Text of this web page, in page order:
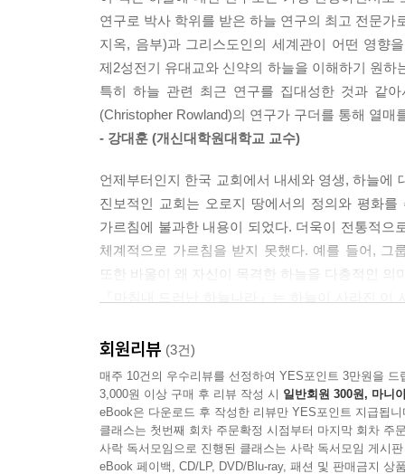
노니, 너희가 하늘이 열리고 하나님의 천사들이
기 28:17을 언급한 것이지만 동시에 중요한 곡절
수, 곧 인자를 통하여 하늘에 직접 닿을 수 있는 길
--- pp.70-71
히브리성경 안에는 주로 두 유형의 천사들이 나타
보좌를 받치는 그룹들과 같이 때때로 특정한 역
‘하나님의 전령들’(messengers, 흔히 사자 혹은
고 부르는 것이 적절할 수 있습니다. 영어 단어 ‘
됩니다)에서 유래했습니다. 앙겔로스는 (그것과)
습니다. 이것을 보여주는 가장 좋은 사례가 열왕
얻게 되는데요. 이후의 전통은 이 부분을 마귀
본문들, 이를테면 “사탄(Satan)이 일어나 이스라
사탄이 이름처럼 나오는데요. 하지만 욥기에서는
킵니다. 또한 히브리어 단어 사탄은 문자적으로 ‘
--- pp.110-111
연구로 박사 학위를 받은 하늘 연구의 최고 전문
지옥, 음부)과 그리스도인의 세계관이 어떤 영향
제2성전기 유대교와 신약의 하늘을 이해하기 원
특히 하늘 관련 최근 연구를 집대성한 것과 같
(Christopher Rowland)의 연구가 구더를 통해 열매
- 강대훈 (개신대학원대학교 교수)
언제부터인지 한국 교회에서 내세와 영생, 하늘에
진보적인 교회는 오로지 땅에서의 정의와 평화
가르침에 불과한 내용이 되었다. 더욱이 전통적
체계적으로 가르침을 받지 못했다. 예를 들어, 그
또한 바울이 왜 자신이 목격한 하늘을 다층적인 의
내세를 소망하며 발달한 유대 묵시 문학들이 구약
따른 결과라 말할 수도 있지만, 다른 측면에서 보
있다. 구약에는 천국과 부활, 영생 그리고 천상의
구체적으로 묘사된다. 이에 대해 그동안 우리는
설명해준다. 또한 이 책은 대중적인 차원에서
유익하고 풍부한 참고 자료들을 제공한다. 이런
회원리뷰 (3건)
매주 10건의 우수리뷰를 선정하여 YES포인트 3만원을 드
3,000원 이상 구매 후 리뷰 작성 시 일반회원 300원, 마니
eBook은 다운로드 후 작성한 리뷰만 YES포인트 지급됩니
클래스는 첫번째 회차 주문확정 시점부터 마지막 회차 주
사락 독서모임으로 진행된 클래스는 사락 독서모임 게시
eBook 페이백, CD/LP, DVD/Blu-ray, 패션 및 판매금지 상